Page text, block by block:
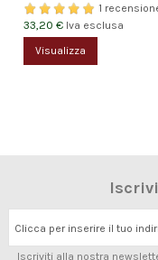
1
33,20 € Iva esclusa
Visualizza
Clicca per inserire il tuo
Iscriviti alla nostra